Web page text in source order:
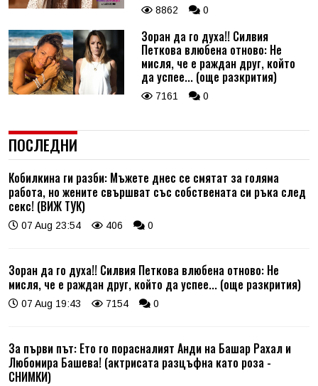
8862 0
Зоран да го духа!! Силвия
Петкова влюбена отново: Не
мисля, че е раждан друг, който
да успее... (още разкрития)
7161 0
ПОСЛЕДНИ
Кобилкина ги разби: Мъжете днес се смятат за голяма
работа, но жените свършват със собствената си ръка след
секс! (ВИЖ ТУК)
07 Aug 23:54 406 0
Зоран да го духа!! Силвия Петкова влюбена отново: Не
мисля, че е раждан друг, който да успее... (още разкрития)
07 Aug 19:43 7154 0
За първи път: Ето го порасналият Анди на Башар Рахал и
Любомира Башева! (актрисата разцъфна като роза -
СНИМКИ)